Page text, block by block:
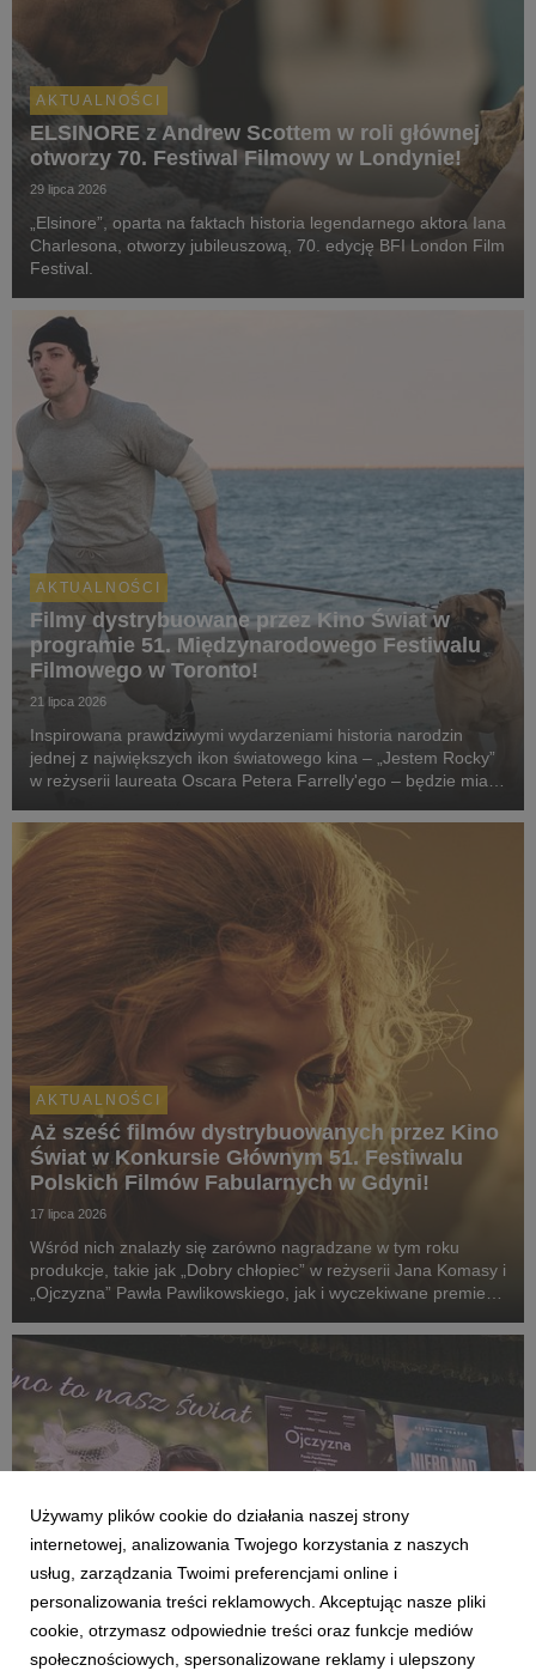
AKTUALNOŚCI
ELSINORE z Andrew Scottem w roli głównej
otworzy 70. Festiwal Filmowy w Londynie!
29 lipca 2026
„Elsinore”, oparta na faktach historia legendarnego aktora Iana
Charlesona, otworzy jubileuszową, 70. edycję BFI London Film
Festival.
AKTUALNOŚCI
Filmy dystrybuowane przez Kino Świat w
programie 51. Międzynarodowego Festiwalu
Filmowego w Toronto!
21 lipca 2026
Inspirowana prawdziwymi wydarzeniami historia narodzin
jednej z największych ikon światowego kina – „Jestem Rocky”
w reżyserii laureata Oscara Petera Farrelly'ego – będzie miała
Festiwalu Filmowego w Toronto. W polskich k...
AKTUALNOŚCI
Aż sześć filmów dystrybuowanych przez Kino
Świat w Konkursie Głównym 51. Festiwalu
Polskich Filmów Fabularnych w Gdyni!
17 lipca 2026
Wśród nich znalazły się zarówno nagradzane w tym roku
produkcje, takie jak „Dobry chłopiec” w reżyserii Jana Komasy i
„Ojczyzna” Pawła Pawlikowskiego, jak i wyczekiwane premiery:
„Violetta Villas”.
AKTUALNOŚCI
Używamy plików cookie do działania naszej strony
internetowej, analizowania Twojego korzystania z naszych
usług, zarządzania Twoimi preferencjami online i
personalizowania treści reklamowych. Akceptując nasze pliki
cookie, otrzymasz odpowiednie treści oraz funkcje mediów
społecznościowych, spersonalizowane reklamy i ulepszony